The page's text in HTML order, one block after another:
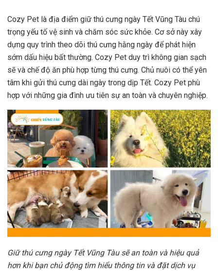
Cozy Pet là địa điểm giữ thú cưng ngày Tết Vũng Tàu chú
trọng yếu tố vệ sinh và chăm sóc sức khỏe. Cơ sở này xây
dựng quy trình theo dõi thú cưng hằng ngày để phát hiện
sớm dấu hiệu bất thường. Cozy Pet duy trì không gian sạch
sẽ và chế độ ăn phù hợp từng thú cưng. Chủ nuôi có thể yên
tâm khi gửi thú cưng dài ngày trong dịp Tết. Cozy Pet phù
hợp với những gia đình ưu tiên sự an toàn và chuyên nghiệp.
Giữ thú cưng ngày Tết Vũng Tàu sẽ an toàn và hiệu quả
hơn khi bạn chủ động tìm hiểu thông tin và đặt dịch vụ